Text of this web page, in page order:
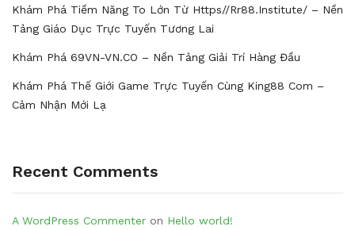
Khám Phá Tiềm Năng To Lớn Từ Https//rr88.institute/ – Nền
Tảng Giáo Dục Trực Tuyến Tương Lai
Khám Phá 69VN-VN.CO – Nền Tảng Giải Trí Hàng Đầu
Khám Phá Thế Giới Game Trực Tuyến Cùng King88 Com –
Cảm Nhận Mới Lạ
Recent Comments
A WordPress Commenter on Hello world!